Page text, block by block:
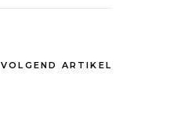
VOLGEND ARTIKEL